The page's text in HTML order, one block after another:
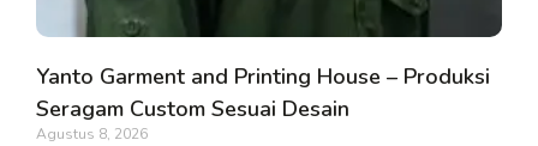
Yanto Garment and Printing House – Produksi
Seragam Custom Sesuai Desain
Agustus 8, 2026